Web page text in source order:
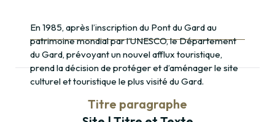
En 1985, après l’inscription du Pont du Gard au
patrimoine mondial par l’UNESCO, le Département
du Gard, prévoyant un nouvel afflux touristique,
prend la décision de protéger et d’aménager le site
culturel et touristique le plus visité du Gard.
Titre paragraphe